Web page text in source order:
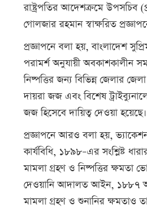
রাষ্ট্রপতির আদেশক্রমে
গোলজার রহমান স্বাক্ষরিত
প্রজ্ঞাপনে বলা হয়, বাংলাদেশ
পরামর্শ অনুযায়ী অবকাশকালীন
নিষ্পত্তির জন্য বিভিন্ন জেলার
দায়রা জজ এবং বিশেষ
জজ হিসেবে দায়িত্ব দেওয়া হয়েছে।
প্রজ্ঞাপনে আরও বলা হয়,
কার্যবিধি, ১৮৯৮–এর সংশ্লিষ্ট
মামলা গ্রহণ ও নিষ্পত্তির ক্ষমতা
দেওয়ানি আদালত আইন, ১৮৮৭
মামলা গ্রহণ ও শুনানির ক্ষমতাও